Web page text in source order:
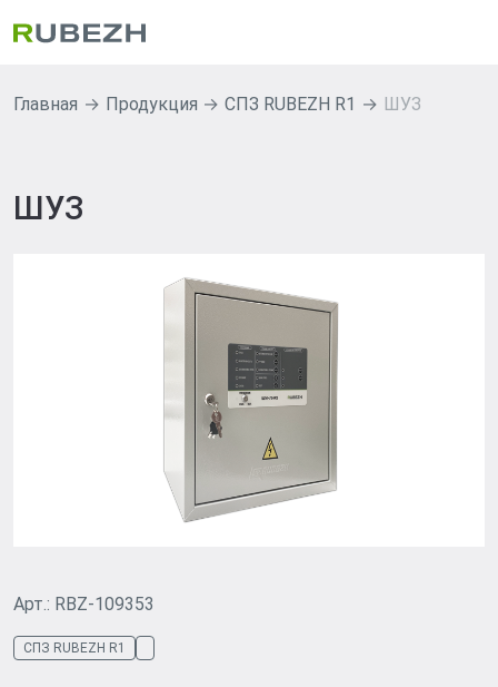
Главная Продукция СПЗ RUBEZH R1 ШУЗ
ШУЗ
Арт.: RBZ-109353
СПЗ RUBEZH R1